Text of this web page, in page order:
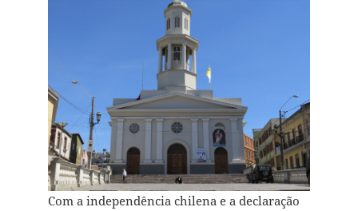
Com a independência chilena e a declaração